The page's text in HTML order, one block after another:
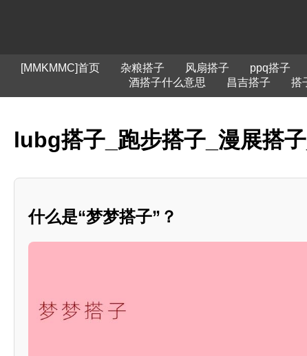
[MMKMMC]首页 杂粮搭子 风扇搭子 ppq搭子
酒搭子什么意思
昌吉搭子 搭
lubg搭子_跑步搭子_漫展搭
什么是“梦梦搭子”？